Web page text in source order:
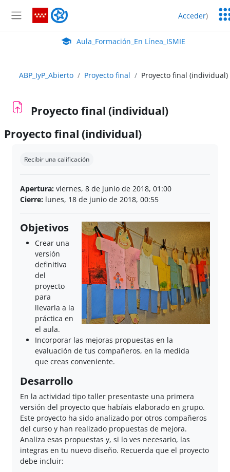
Panel lateral
Aula_Formación_En Línea_ISMIE Acceder)
Aula Virtual de EducaMadrid:
Aula_Formación_En Línea_ISMIE
ABP_IyP_Abierto Proyecto final Proyecto final (individual)
Proyecto final (individual)
Proyecto final (individual)
Recibir una calificación
Apertura: viernes, 8 de junio de 2018, 01:00
Cierre: lunes, 18 de junio de 2018, 00:55
Objetivos
Crear una
versión
definitiva
del
proyecto
para
llevarla a la
práctica en
el aula.
Incorporar las mejoras propuestas en la
evaluación de tus compañeros, en la medida
que creas conveniente.
Desarrollo
En la actividad tipo taller presentaste una primera
versión del proyecto que habíais elaborado en grupo.
Este proyecto ha sido analizado por otros compañeros
del curso y han realizado propuestas de mejora.
Analiza esas propuestas y, si lo ves necesario, las
integras en tu nuevo diseño. Recuerda que el proyecto
debe incluir: